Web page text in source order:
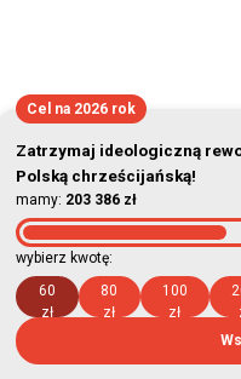
Cel na 2026 rok
Zatrzymaj ideologiczną
Polską chrześcijańską!
mamy: 203 386 zł
wybierz kwotę:
60
zł
80
zł
100
zł